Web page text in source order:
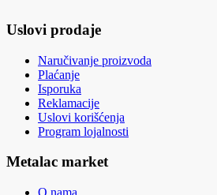
Uslovi prodaje
Naručivanje proizvoda
Plaćanje
Isporuka
Reklamacije
Uslovi korišćenja
Program lojalnosti
Metalac market